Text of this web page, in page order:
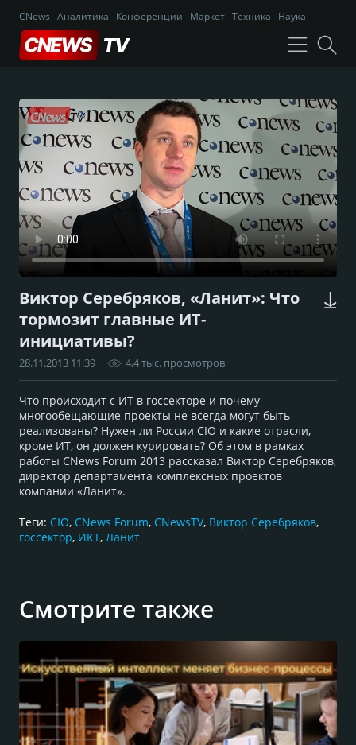
CNews Аналитика Конференции Маркет Техника Наука
Виктор Серебряков, «Ланит»: Что
тормозит главные ИТ-
инициативы?
28.11.2013 11:39 4,4 тыс. просмотров
Что происходит с ИТ в госсекторе и почему
многообещающие проекты не всегда могут быть
реализованы? Нужен ли России CIО и какие отрасли,
кроме ИТ, он должен курировать? Об этом в рамках
работы CNews Forum 2013 рассказал Виктор Серебряков,
директор департамента комплексных проектов
компании «Ланит».
Теги: CIO, CNews Forum, CNewsTV, Виктор Серебряков,
госсектор, ИКТ, Ланит
Смотрите также